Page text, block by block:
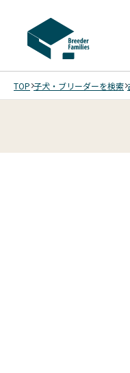
TOP 子犬・ブリーダーを検索